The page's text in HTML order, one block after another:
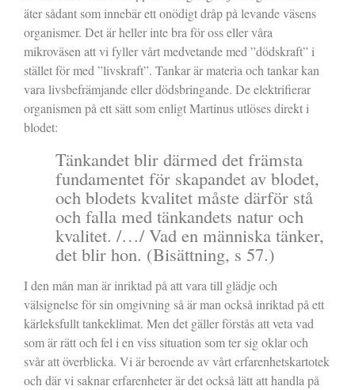
äter sådant som innebär ett onödigt dråp på levande väsens
organismer. Det är heller inte bra för oss eller våra
mikroväsen att vi fyller vårt medvetande med ”dödskraft” i
stället för med ”livskraft”. Tankar är materia och tankar kan
vara livsbefrämjande eller dödsbringande. De elektrifierar
organismen på ett sätt som enligt Martinus utlöses direkt i
blodet:
Tänkandet blir därmed det främsta
fundamentet för skapandet av blodet,
och blodets kvalitet måste därför stå
och falla med tänkandets natur och
kvalitet. /…/ Vad en människa tänker,
det blir hon. (Bisättning, s 57.)
I den mån man är inriktad på att vara till glädje och
välsignelse för sin omgivning så är man också inriktad på ett
kärleksfullt tankeklimat. Men det gäller förstås att veta vad
som är rätt och fel i en viss situation som ter sig oklar och
svår att överblicka. Vi är beroende av vårt erfarenhetskartotek
och där vi saknar erfarenheter är det också lätt att handla på